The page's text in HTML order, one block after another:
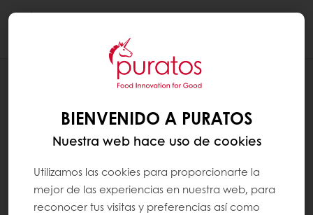
RECETAS
BIENVENIDO A PURATOS
Nuestra web hace uso de cookies
Utilizamos las cookies para proporcionarte la
mejor de las experiencias en nuestra web, para
reconocer tus visitas y preferencias así como